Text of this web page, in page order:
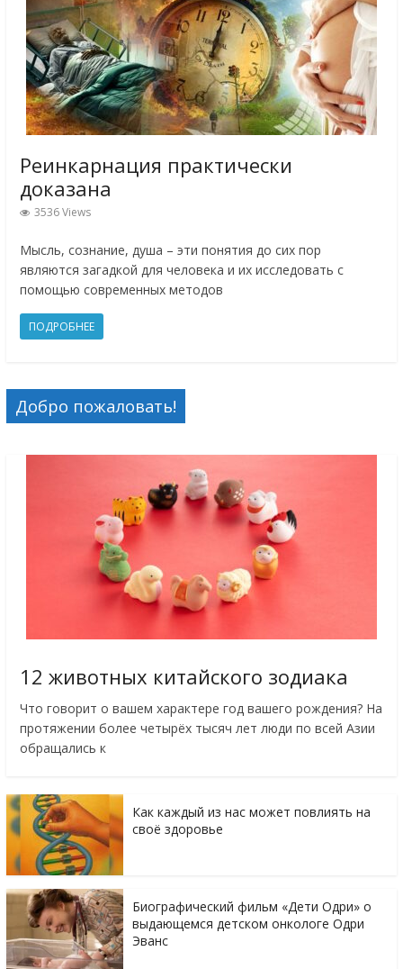
Реинкарнация практически
доказана
3536 Views
Мысль, сознание, душа – эти понятия до сих пор
являются загадкой для человека и их исследовать с
помощью современных методов
ПОДРОБНЕЕ
Добро пожаловать!
12 животных китайского зодиака
Что говорит о вашем характере год вашего рождения? На
протяжении более четырёх тысяч лет люди по всей Азии
обращались к
Как каждый из нас может повлиять на
своё здоровье
Биографический фильм «Дети Одри» о
выдающемся детском онкологе Одри
Эванс